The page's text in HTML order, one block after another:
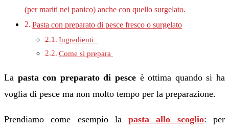
(per mariti nel panico) anche con quello surgelato.
Pasta con preparato di pesce fresco o surgelato
Ingredienti
Come si prepara
La pasta con preparato di pesce è ottima quando si ha
voglia di pesce ma non molto tempo per la preparazione.
Prendiamo come esempio lapasta allo scoglio: per